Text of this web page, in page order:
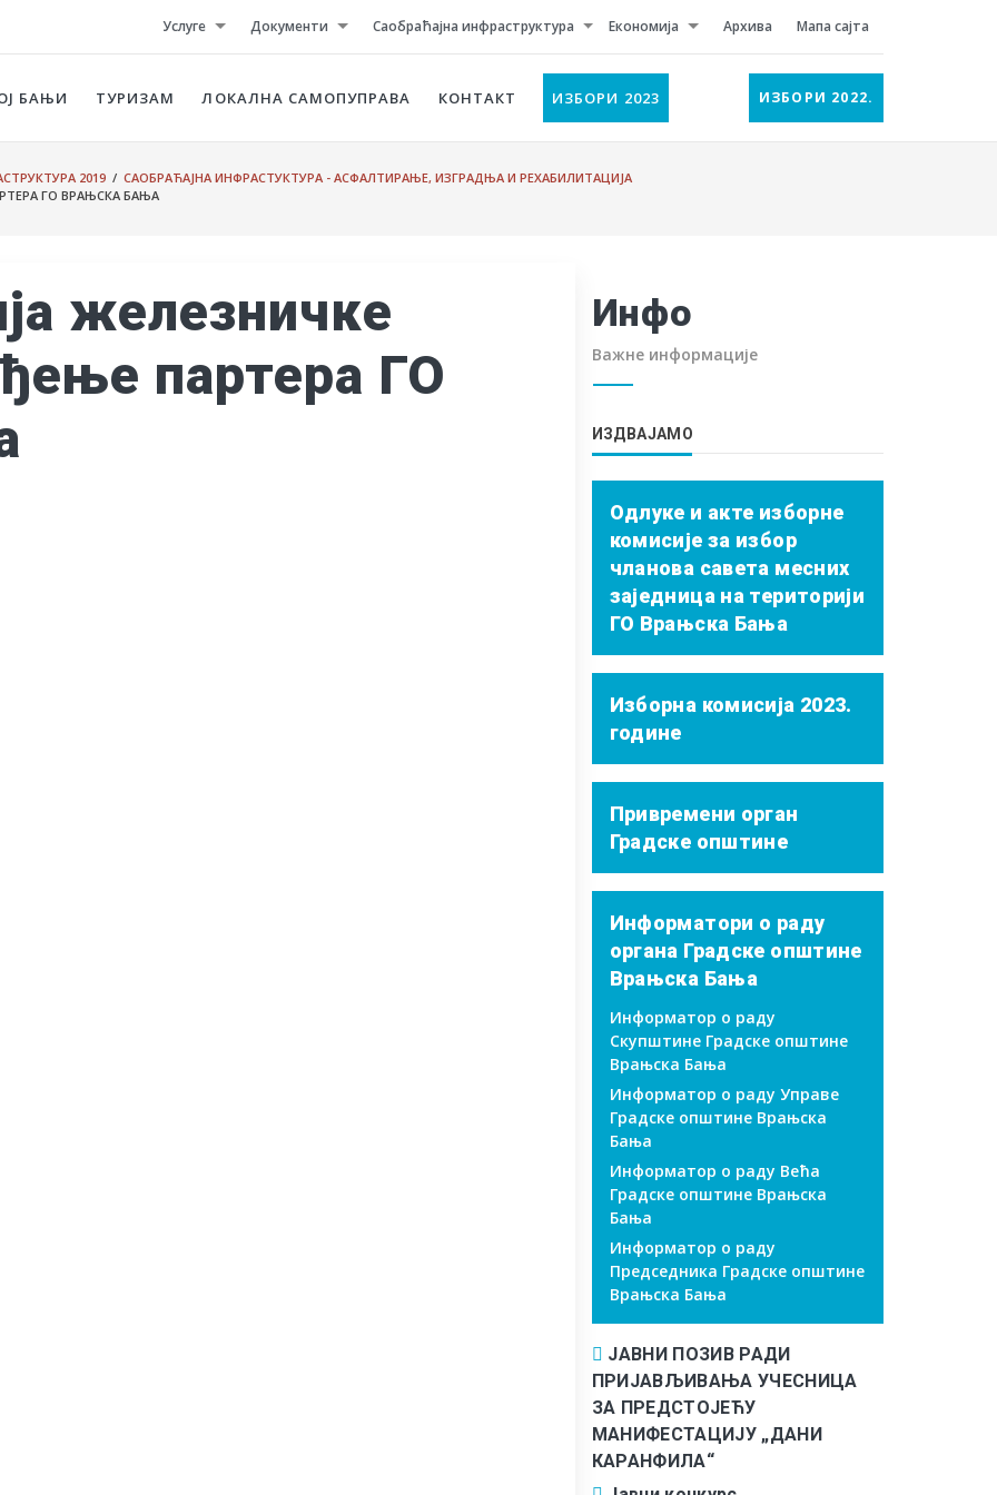
Услуге Документи Саобраћајна инфраструктура Економија Архива Мапа сајта
БАЊИ ТУРИЗАМ ЛОКАЛНА САМОПУПРАВА КОНТАКТ ИЗБОРИ 2023 ИЗБОРИ 2022.
2019 / САОБРАЋАЈНА ИНФРАСТУКТУРА - АСФАЛТИРАЊЕ, ИЗГРАДЊА И РЕХАБИЛИТАЦИЈА
ГО ВРАЊСКА БАЊА
железничке
партера ГО
Инфо
Важне информације
ИЗДВАЈАМО
Одлуке и акте изборне
комисије за избор
чланова савета месних
заједница на територији
ГО Врањска Бања
Изборна комисија 2023.
године
Привремени орган
Градске општине
Информатори о раду
органа Градске општине
Врањска Бања
Информатор о раду
Скупштине Градске општине
Врањска Бања
Информатор о раду Управе
Градске општине Врањска
Бања
Информатор о раду Већа
Градске општине Врањска
Бања
Информатор о раду
Председника Градске општине
Врањска Бања
ЈАВНИ ПОЗИВ РАДИ
ПРИЈАВЉИВАЊА УЧЕСНИЦА
ЗА ПРЕДСТОЈЕЋУ
МАНИФЕСТАЦИЈУ „ДАНИ
КАРАНФИЛА“